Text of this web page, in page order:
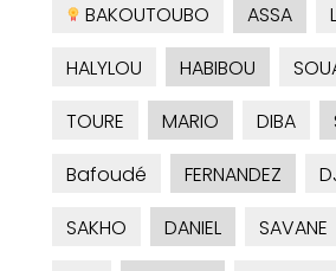
BAKOUTOUBO
ASSA
HALYLOU
HABIBOU
TOURE
MARIO DIBA
Bafoudé
FERNANDEZ
SAKHO
DANIEL SAVANE